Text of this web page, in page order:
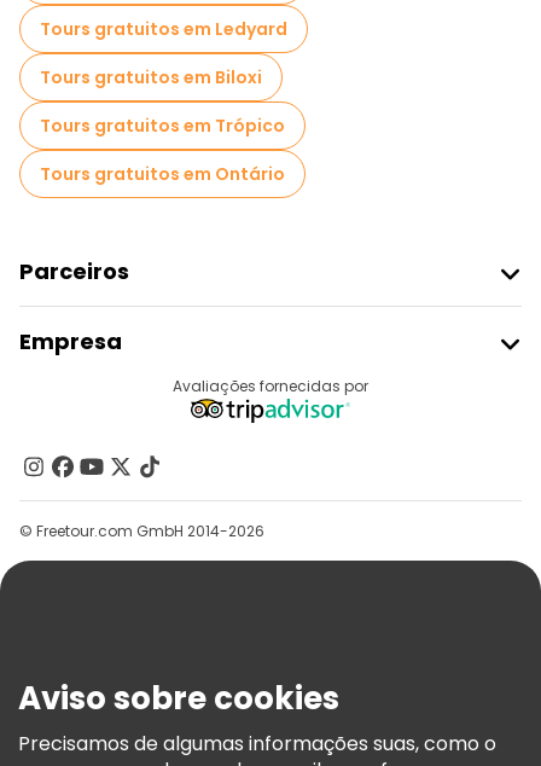
Tours gratuitos em Ledyard
Tours gratuitos em Biloxi
Tours gratuitos em Trópico
Tours gratuitos em Ontário
Parceiros
Registo Do Fornecedor
Programa De Afiliados
Empresa
Contacte-Nos
Grupos
Ajuda
Termos E Informações Legais
Política De Cookies
Avaliações fornecidas por
© Freetour.com GmbH 2014-2026
Aviso sobre cookies
Precisamos de algumas informações suas, como o